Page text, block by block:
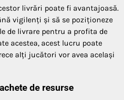
livrări poate fi avantajoasă.
vigilenți și să se poziționeze
de livrare pentru a profita de
acestea, acest lucru poate
alți jucători vor avea același
de resurse